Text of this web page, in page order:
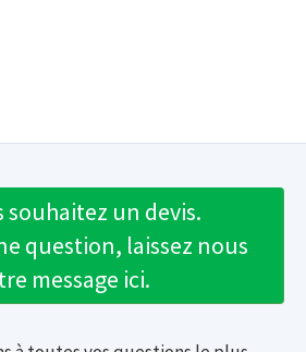
souhaitez un devis.
question, laissez nous
message ici.